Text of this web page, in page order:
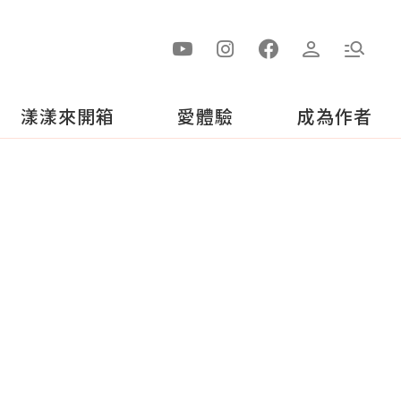
漾漾來開箱 愛體驗 成為作者